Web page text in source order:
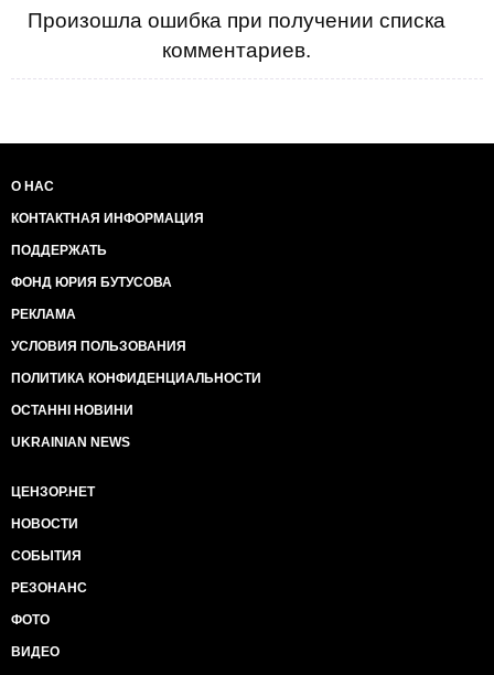
Произошла ошибка при получении списка
комментариев.
О НАС
КОНТАКТНАЯ ИНФОРМАЦИЯ
ПОДДЕРЖАТЬ
ФОНД ЮРИЯ БУТУСОВА
РЕКЛАМА
УСЛОВИЯ ПОЛЬЗОВАНИЯ
ПОЛИТИКА КОНФИДЕНЦИАЛЬНОСТИ
ОСТАННІ НОВИНИ
UKRAINIAN NEWS
ЦЕНЗОР.НЕТ
НОВОСТИ
СОБЫТИЯ
РЕЗОНАНС
ФОТО
ВИДЕО